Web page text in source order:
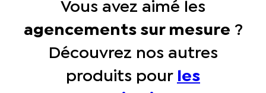
Vous avez aimé les
agencements sur mesure ?
Découvrez nos autres
produits pour
les